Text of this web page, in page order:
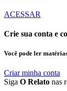
ACESSAR
Crie sua conta e
Você pode ler
Criar minha conta
Siga O Relato nas